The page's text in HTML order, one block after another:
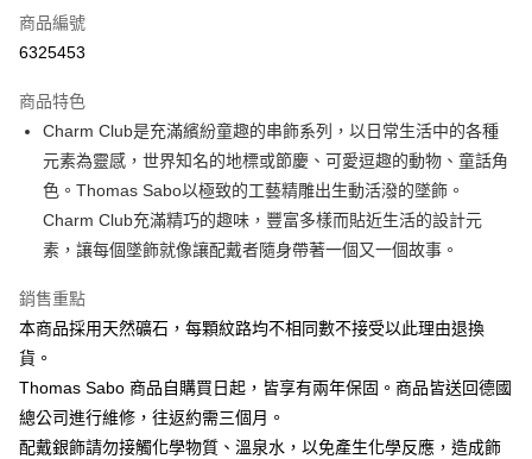
Apple Pay
ATM付款
運送方式
黑貓宅急便
每筆NT$100，滿NT$3,000(含以上)免運費
商品編號
6325453
商品特色
Charm Club是充滿繽紛童趣的串飾系列，以日常生活中的各種
元素為靈感，世界知名的地標或節慶、可愛逗趣的動物、童話角
色。Thomas Sabo以極致的工藝精雕出生動活潑的墜飾。
Charm Club充滿精巧的趣味，豐富多樣而貼近生活的設計元
素，讓每個墜飾就像讓配戴者隨身帶著一個又一個故事。
銷售重點
本商品採用天然礦石，每顆紋路均不相同數不接受以此理由退換
貨。
Thomas Sabo 商品自購買日起，皆享有兩年保固。商品皆送回德國
總公司進行維修，往返約需三個月。
配戴銀飾請勿接觸化學物質、溫泉水，以免產生化學反應，造成飾